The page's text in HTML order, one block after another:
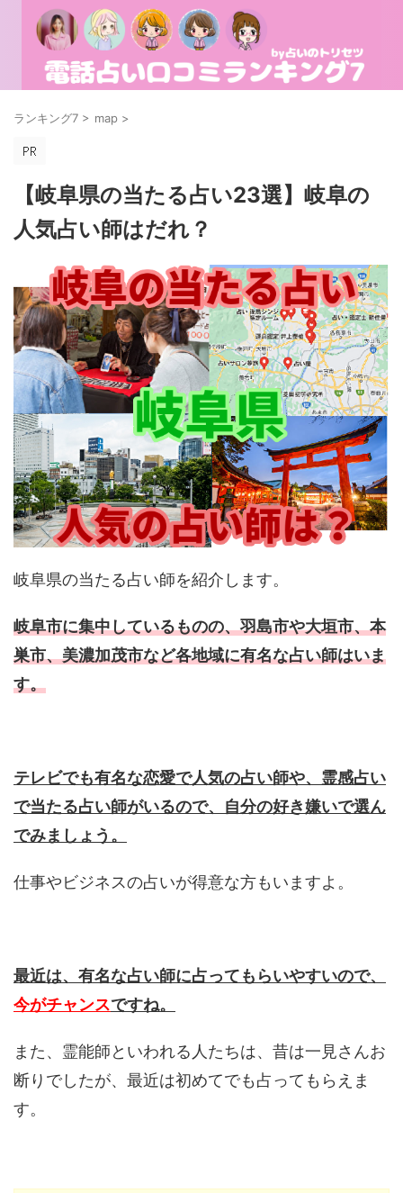
ランキング7 > map >
【岐阜県の当たる占い23選】岐阜の
人気占い師はだれ？
岐阜県の当たる占い師を紹介します。
岐阜市に集中しているものの、羽島市や大垣市、本
巣市、美濃加茂市など各地域に有名な占い師はいま
す。
テレビでも有名な恋愛で人気の占い師や、霊感占い
で当たる占い師がいるので、自分の好き嫌いで選ん
でみましょう。
仕事やビジネスの占いが得意な方もいますよ。
最近は、有名な占い師に占ってもらいやすいので、
今がチャンスですね。
また、霊能師といわれる人たちは、昔は一見さんお
断りでしたが、最近は初めてでも占ってもらえま
す。